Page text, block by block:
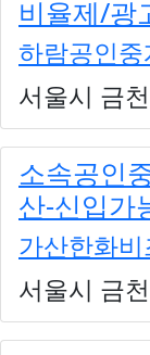
비율제/광
하람공인
서울시 금
소속공인
산-신입가
가산한화비
서울시 금